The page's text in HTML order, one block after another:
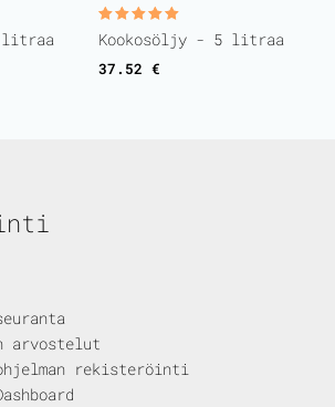
litraa
Rated
5.00
Kookosöljy - 5 litraa
37.52 €
arvostelut
rekisteröinti